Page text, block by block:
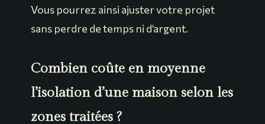
Vous pourrez ainsi ajuster votre projet
sans perdre de temps ni d’argent.
Combien coûte en moyenne
l’isolation d’une maison selon les
zones traitées ?